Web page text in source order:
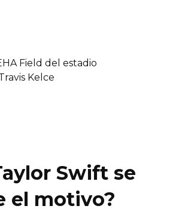
Field del estadio
Kelce
Swift se
el motivo?